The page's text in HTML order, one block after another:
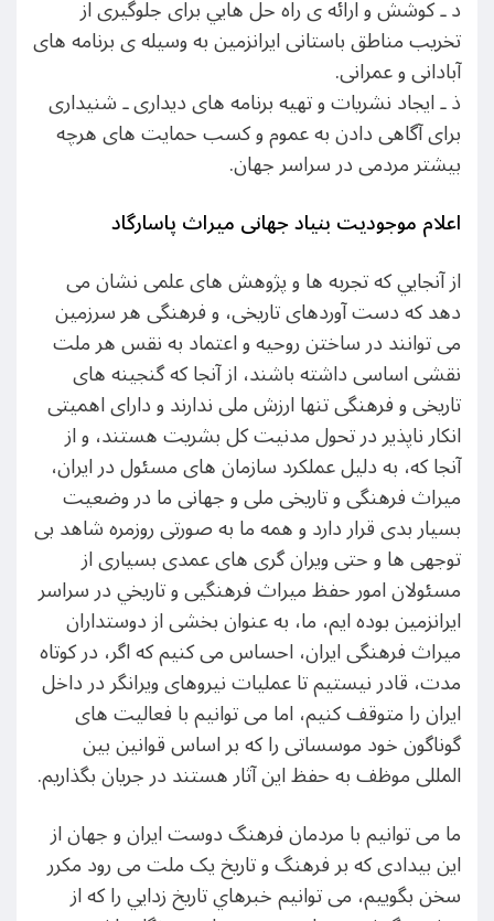
د ـ کوشش و ارائه ی راه حل هايي برای جلوگيری از
تخريب مناطق باستانی ايرانزمين به وسيله ی برنامه های
آبادانی و عمرانی.
ذ ـ ايجاد نشريات و تهيه برنامه های ديداری ـ شنيداری
برای آگاهی دادن به عموم و کسب حمايت های هرچه
بيشتر مردمی در سراسر جهان.
اعلام موجوديت بنياد جهانی ميراث پاسارگاد
از آنجايي که تجربه ها و پژوهش های علمی نشان می
دهد که دست آوردهای تاريخی، و فرهنگی هر سرزمين
می توانند در ساختن روحيه و اعتماد به نقس هر ملت
نقشی اساسی داشته باشند، از آنجا که گنجينه های
تاريخی و فرهنگی تنها ارزش ملی ندارند و دارای اهميتی
انکار ناپذير در تحول مدنيت کل بشريت هستند، و از
آنجا که، به دليل عملکرد سازمان های مسئول در ايران،
ميراث فرهنگی و تاريخی ملی و جهانی ما در وضعيت
بسيار بدی قرار دارد و همه ما به صورتی روزمره شاهد بی
توجهی ها و حتی ويران گری های عمدی بسياری از
مسئولان امور حفظ ميراث فرهنگیی و تاريخي در سراسر
ايرانزمين بوده ايم، ما، به عنوان بخشی از دوستداران
ميراث فرهنگی ايران، احساس می کنيم که اگر، در کوتاه
مدت، قادر نيستيم تا عمليات نيروهای ويرانگر در داخل
ايران را متوقف کنيم، اما می توانيم با فعاليت های
گوناگون خود موسساتی را که بر اساس قوانين بين
المللی موظف به حفظ اين آثار هستند در جريان بگذاريم.
ما می توانيم با مردمان فرهنگ دوست ایران و جهان از
اين بيدادی که بر فرهنگ و تاريخ يک ملت می رود مکرر
سخن بگوييم، می توانيم خبرهاي تاريخ زدايي را که از